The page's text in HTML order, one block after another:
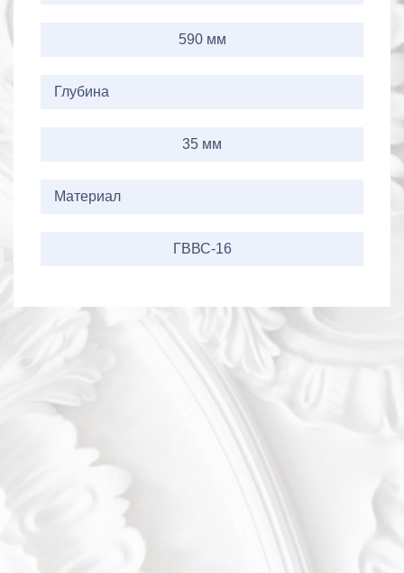
590 мм
Глубина
35 мм
Материал
ГВВС-16